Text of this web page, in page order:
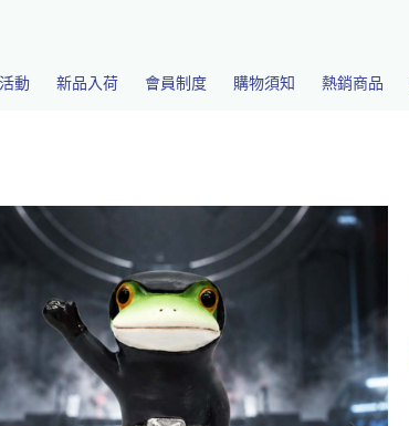
動 新品入荷 會員制度 購物須知 熱銷商品